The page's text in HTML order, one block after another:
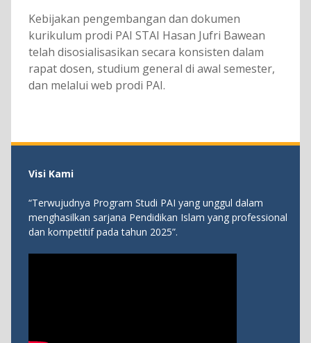
Kebijakan pengembangan dan dokumen
kurikulum prodi PAI STAI Hasan Jufri Bawean
telah disosialisasikan secara konsisten dalam
rapat dosen, studium general di awal semester,
dan melalui web prodi PAI.
Visi Kami
“Terwujudnya Program Studi PAI yang unggul dalam
menghasilkan sarjana Pendidikan Islam yang professional
dan kompetitif pada tahun 2025”.